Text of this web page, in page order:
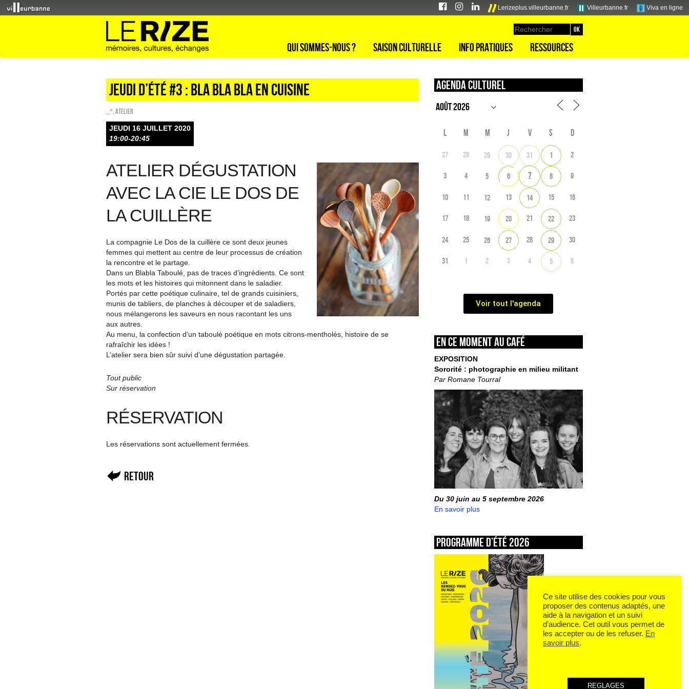
Lerizeplus.villeurbanne.fr Villeurbanne.fr Viva en ligne
Qui sommes-nous ? Saison culturelle Info pratiques Ressources
Jeudi d’été #3 : Bla bla bla en cuisine
_* Atelier
JEUDI 16 JUILLET 2020
19:00-20:45
ATELIER DÉGUSTATION
AVEC LA CIE LE DOS DE
LA CUILLÈRE
La compagnie Le Dos de la cuillère ce sont deux jeunes
femmes qui mettent au centre de leur processus de création
la rencontre et le partage.
Dans un Blabla Taboulé, pas de traces d’ingrédients. Ce sont
les mots et les histoires qui mitonnent dans le saladier.
Portés par cette poétique culinaire, tel de grands cuisiniers,
munis de tabliers, de planches à découper et de saladiers,
nous mélangerons les saveurs en nous racontant les uns
aux autres.
Au menu, la confection d’un taboulé poétique en mots citrons-mentholés, histoire de se
rafraîchir les idées !
L’atelier sera bien sûr suivi d’une dégustation partagée.
Tout public
Sur réservation
RÉSERVATION
Les réservations sont actuellement fermées.
Retour
Agenda culturel
L M M J V S D
27 28 29 30 31 1 2
3 4 5 6 7 8 9
10 11 12 13 14 15 16
17 18 19 20 21 22 23
24 25 26 27 28 29 30
31 1 2 3 4 5 6
Voir tout l'agenda
En ce moment au café
EXPOSITION
Sororité : photographie en milieu militant
Par Romane Tourral
Du 30 juin au 5 septembre 2026
En savoir plus
Programme d’été 2026
Ce site utilise des cookies pour vous
proposer des contenus adaptés, une
aide à la navigation et un suivi
d’audience. Cet outil vous permet de
les accepter ou de les refuser. En
savoir plus.
REGLAGES